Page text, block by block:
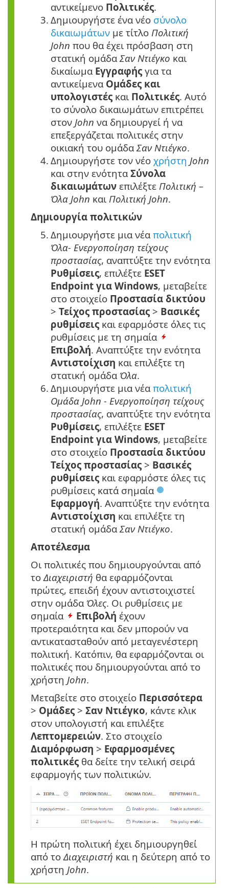
αντικείμενο Πολιτικές.
3. Δημιουργήστε ένα νέο σύνολο
δικαιωμάτων με τίτλο Πολιτική
John που θα έχει πρόσβαση στη
στατική ομάδαΣαν Ντιέγκο και
δικαίωμα Εγγραφής για τα
αντικείμενα Ομάδες και
υπολογιστές και Πολιτικές. Αυτό
το σύνολο δικαιωμάτων επιτρέπει
στον John να δημιουργεί ή να
επεξεργάζεται πολιτικές στην
οικιακή του ομάδαΣαν Ντιέγκο.
4. Δημιουργήστε τον νέο χρήστη John
και στην ενότηταΣύνολα
δικαιωμάτων επιλέξτε Πολιτική –
Όλα John και Πολιτική John.
Δημιουργία πολιτικών
5. Δημιουργήστε μια νέαπολιτική
Όλα- Ενεργοποίηση τείχους
προστασίας, αναπτύξτε την ενότητα
Ρυθμίσεις, επιλέξτε ESET
Endpoint για Windows, μεταβείτε
στο στοιχείο Προστασία δικτύου
> Τείχος προστασίας > Βασικές
ρυθμίσεις και εφαρμόστε όλες τις
ρυθμίσεις με τη σημαία
Επιβολή. Αναπτύξτε την ενότητα
Αντιστοίχιση και επιλέξτε τη
στατική ομάδαΌλα.
6. Δημιουργήστε μια νέαπολιτική
Ομάδα John - Ενεργοποίηση τείχους
προστασίας, αναπτύξτε την ενότητα
Ρυθμίσεις, επιλέξτε ESET
Endpoint για Windows, μεταβείτε
στο στοιχείο Προστασία δικτύου
Τείχος προστασίας > Βασικές
ρυθμίσεις και εφαρμόστε όλες τις
ρυθμίσεις κατά σημαία
Εφαρμογή. Αναπτύξτε την ενότητα
Αντιστοίχιση και επιλέξτε τη
στατική ομάδαΣαν Ντιέγκο.
Αποτέλεσμα
Οι πολιτικές που δημιουργούνται από
τοΔιαχειριστή θα εφαρμόζονται
πρώτες, επειδή έχουν αντιστοιχιστεί
στην ομάδαΌλες. Οι ρυθμίσεις με
σημαία
Επιβολή έχουν
προτεραιότητα και δεν μπορούν να
αντικατασταθούν από μεταγενέστερη
πολιτική. Κατόπιν, θα εφαρμόζονται οι
πολιτικές που δημιουργούνται από το
χρήστη John.
Μεταβείτε στο στοιχείο Περισσότερα
> Ομάδες > Σαν Ντιέγκο, κάντε κλικ
στον υπολογιστή και επιλέξτε
Λεπτομερειών. Στο στοιχείο
Διαμόρφωση > Εφαρμοσμένες
πολιτικές θα δείτε την τελική σειρά
εφαρμογής των πολιτικών.
Η πρώτη πολιτική έχει δημιουργηθεί
από τοΔιαχειριστή και η δεύτερη από το
χρήστη John.